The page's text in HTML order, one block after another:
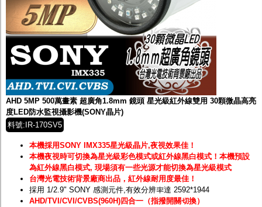
AHD 5MP 500萬畫素 超廣角1.8mm 鏡頭 星光級紅外線雙用 30顆微晶高亮
度LED防水監視攝影機(SONY晶片)
料號:IR-170SV5
本機採用SONY IMX335星光級晶片,夜視效果佳！
本機夜視時可切換為星光級彩色模式或紅外線黑白模式！ 本機預設
為紅外線黑白模式, 現場須有一些光源才能切換為星光級模式
台灣光電技術背景廠商出品，紅外線耐用度最佳！
採用 1/2.9" SONY 感測元件,有效分辨率達 2592*1944
AHD/TVI/CVI/CVBS(960H)四合一（指撥開關切換）